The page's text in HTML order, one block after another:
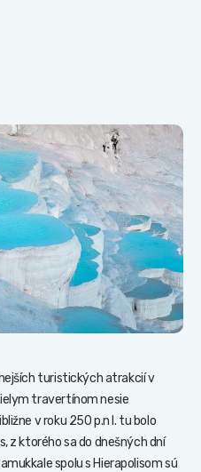
turistických atrakcií v
travertínom nesie
v roku 250 p.n l. tu bolo
z ktorého sa do dnešných dní
spolu s Hierapolisom sú